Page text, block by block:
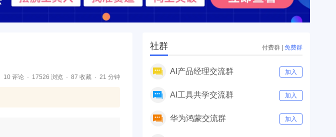
10 评论 17526 浏览 87 收藏 21 分钟
社群 付费群 | 免费群
AI产品经理交流群 加入
AI工具共学交流群 加入
华为鸿蒙交流群 加入